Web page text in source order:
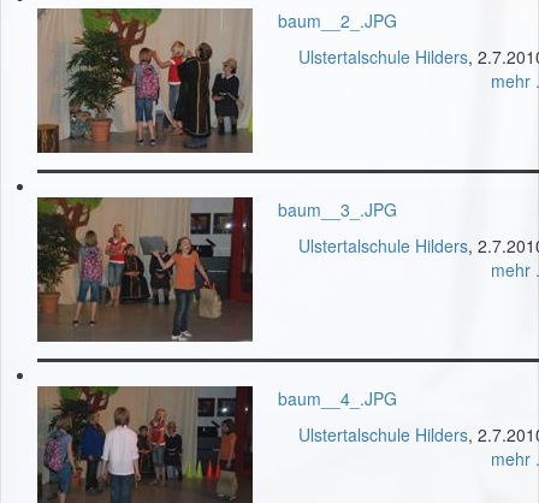
baum__2_.JPG
Ulstertalschule Hilders,
mehr
baum__3_.JPG
Ulstertalschule Hilders,
mehr
baum__4_.JPG
Ulstertalschule Hilders,
mehr